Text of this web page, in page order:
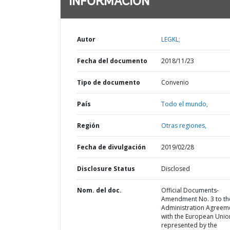
Autor LEGKL;
Fecha del documento 2018/11/23
Tipo de documento Convenio
País Todo el mundo,
Región Otras regiones,
Fecha de divulgación 2019/02/28
Disclosure Status Disclosed
Nom. del doc.
Official Documents-
Amendment No. 3 to
Administration
with the European
represented by the